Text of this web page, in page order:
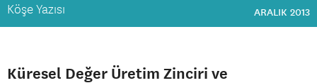
Köşe Yazısı ARALIK 2013
Küresel Değer Üretim Zinciri ve